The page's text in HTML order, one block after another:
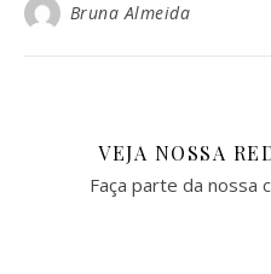
Bruna Almeida
VEJA NOSSA
Faça parte da nossa